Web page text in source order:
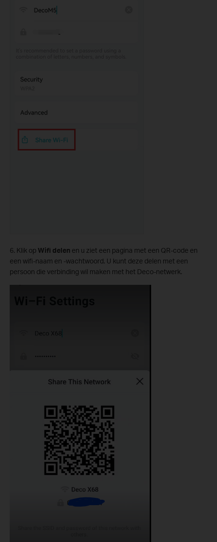
6. Klik op Wifi delen en u ziet een pagina met een QR-code en
een wifi-naam en -wachtwoord. U kunt deze delen met een
persoon die verbinding wil maken met het Deco-netwerk.